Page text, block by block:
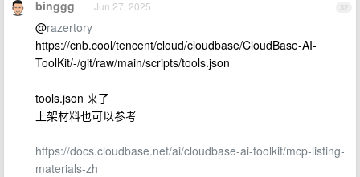
32
binggg Jun 27, 2025
@razertory
https://cnb.cool/tencent/cloud/cloudbase/CloudBase-AI-
ToolKit/-/git/raw/main/scripts/tools.json
tools.json 来了
上架材料也可以参考
https://docs.cloudbase.net/ai/cloudbase-ai-toolkit/mcp-listing-
materials-zh